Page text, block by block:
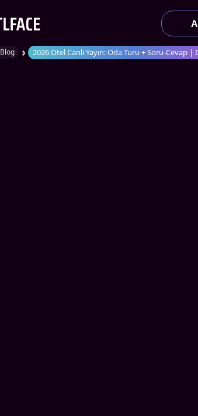
Blog › 2026 Otel Canlı Yayın: Oda Turu + Soru-Cevap |